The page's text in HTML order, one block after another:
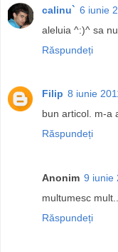
calinu` 6 iunie
aleluia ^:)^ sa
Răspundeți
Filip 8 iunie
bun articol. m-a
Răspundeți
Anonim 9 iunie
multumesc
Răspundeți